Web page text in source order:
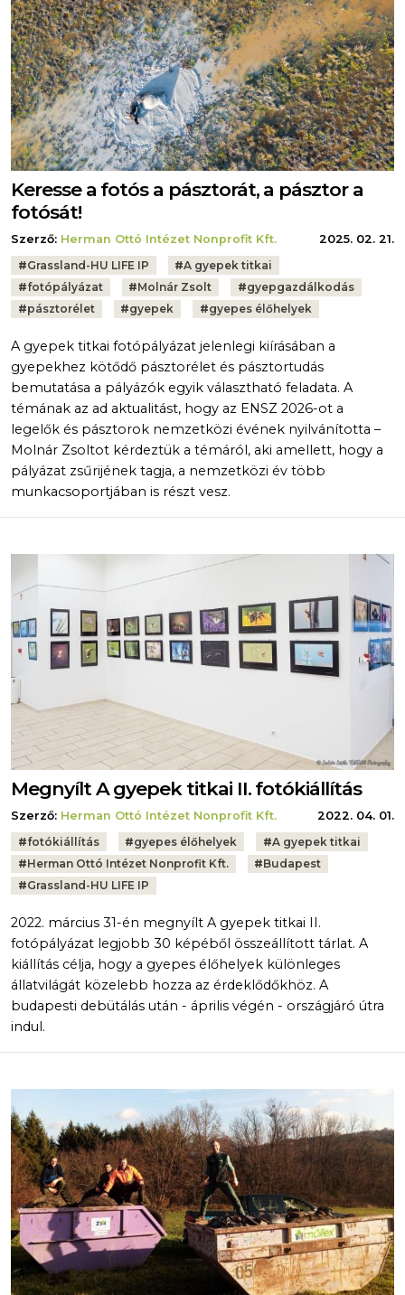
Keresse a fotós a pásztorát, a pásztor a
fotósát!
Szerző: Herman Ottó Intézet Nonprofit Kft.
2025. 02. 21.
Tags:
#Grassland-HU LIFE IP #A gyepek titkai
#fotópályázat #Molnár Zsolt #gyepgazdálkodás
#pásztorélet #gyepek #gyepes élőhelyek
A gyepek titkai fotópályázat jelenlegi kiírásában a
gyepekhez kötődő pásztorélet és pásztortudás
bemutatása a pályázók egyik választható feladata. A
témának az ad aktualitást, hogy az ENSZ 2026-ot a
legelők és pásztorok nemzetközi évének nyilvánította –
Molnár Zsoltot kérdeztük a témáról, aki amellett, hogy a
pályázat zsűrijének tagja, a nemzetközi év több
munkacsoportjában is részt vesz.
Megnyílt A gyepek titkai II. fotókiállítás
Szerző: Herman Ottó Intézet Nonprofit Kft.
2022. 04. 01.
Tags:
#fotókiállítás #gyepes élőhelyek #A gyepek titkai
#Herman Ottó Intézet Nonprofit Kft. #Budapest
#Grassland-HU LIFE IP
2022. március 31-én megnyílt A gyepek titkai II.
fotópályázat legjobb 30 képéből összeállított tárlat. A
kiállítás célja, hogy a gyepes élőhelyek különleges
állatvilágát közelebb hozza az érdeklődőkhöz. A
budapesti debütálás után - április végén - országjáró útra
indul.